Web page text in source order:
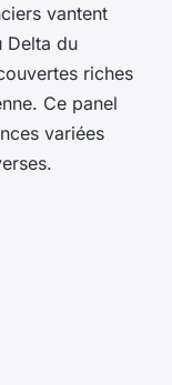
vantent
Delta du
riches
Ce panel
variées